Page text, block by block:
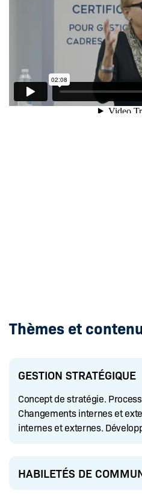
Thèmes et
GESTION STRATÉGIQUE
Concept de stratégie.
Changements internes et
internes et externes.
HABILETÉS DE